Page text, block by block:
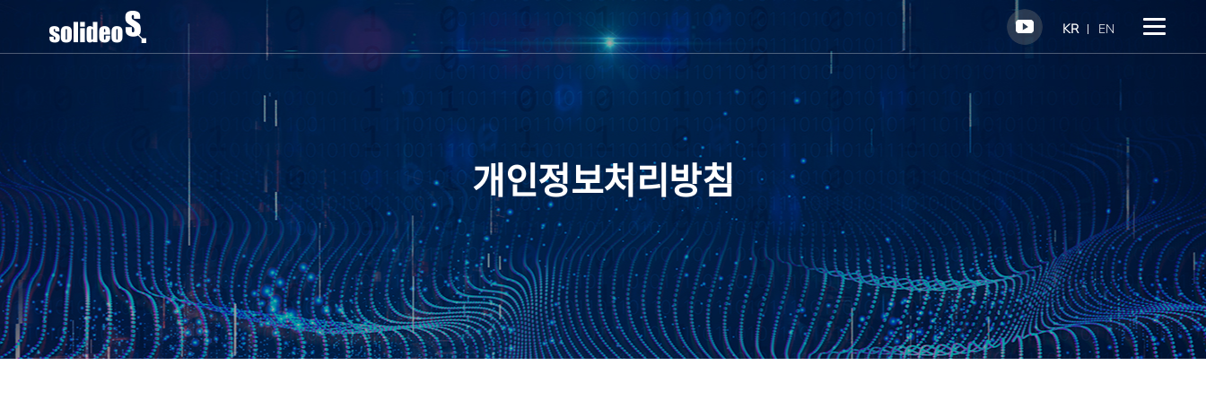
KR EN
개인정보처리방침